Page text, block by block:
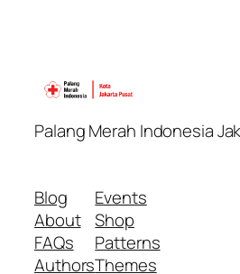
Palang Merah Indonesia
Blog
About
FAQs
Authors
Events
Shop
Patterns
Themes